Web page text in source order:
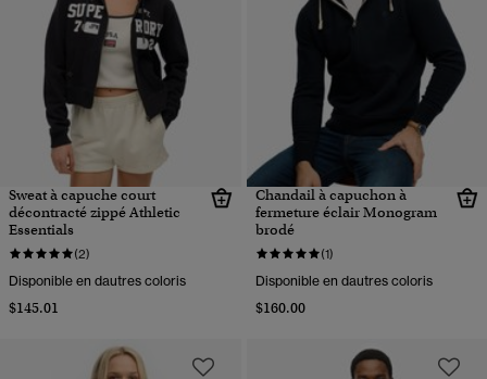
Sweat à capuche court
décontracté zippé Athletic
Essentials
(2)
Disponible en dautres coloris
$145.01
Chandail à capuchon à
fermeture éclair Monogram
brodé
(1)
Disponible en dautres coloris
$160.00